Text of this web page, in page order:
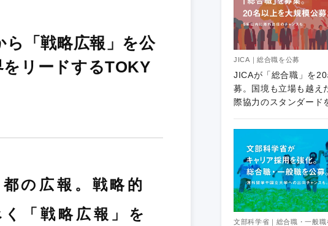
ら「戦略広報」を公
リードするTOKY
の広報。戦略的
「戦略広報」を
JICA｜総合職を公募
JICAが「総合職」を
募。国境も立場も越え
際協力のスタンダード
文部科学省｜総合職・一般職